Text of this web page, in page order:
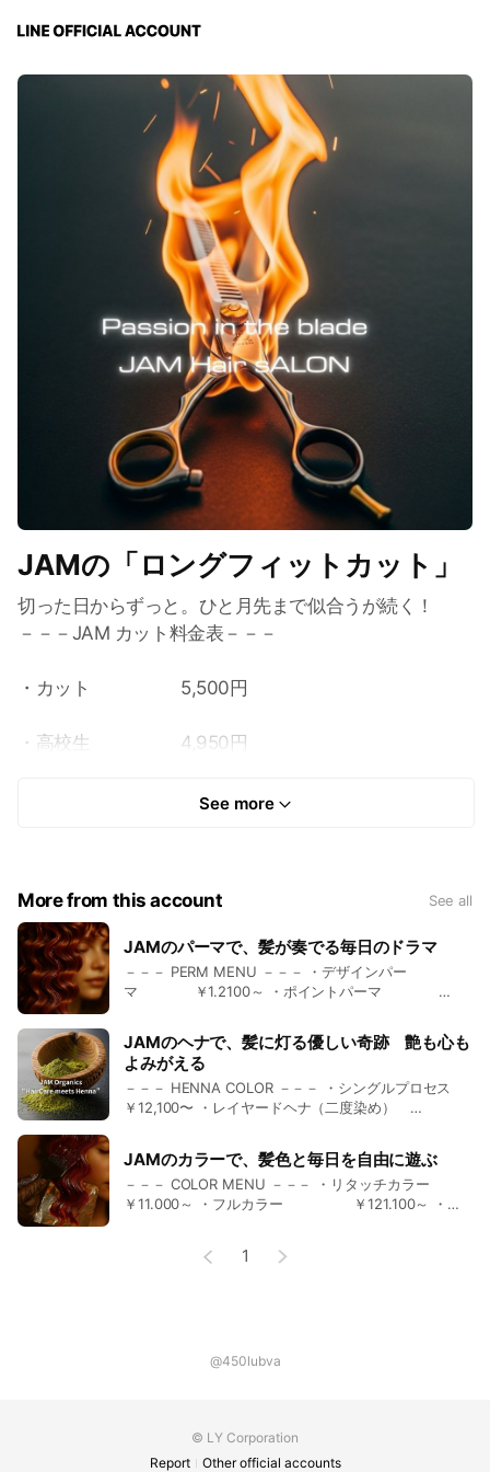
JAMの「ロングフィットカット」
切った日からずっと。ひと月先まで似合うが続く！
－－－JAM カット料金表－－－
・カット 5,500円
・高校生 4,950円
・中学生 4,730円
・幼児 3,300円
📌簡単なシャンプーが含まれます
📌お客様の髪質や状態、施術内容により
表示料金と異なる場合があります
See more
More from this account See all
JAMのパーマで、髪が奏でる毎日のドラマ
－－－ PERM MENU －－－ ・デザインパー
マ ￥1.2100～ ・ポイントパーマ
￥22.000～ ※ポイントパーマ価格設定あります
📌髪質・施術内容により料金が変動する場合がありま
す
JAMのヘナで、髪に灯る優しい奇跡 艶も心も
よみがえる
－－－ HENNA COLOR －－－ ・シングルプロセス
￥12,100〜 ・レイヤードヘナ（二度染め）
す！ 📌シャンプー込み 📌髪質・施術内容により料金
が変動する場合があります
JAMのカラーで、髪色と毎日を自由に遊ぶ
－－－ COLOR MENU －－－ ・リタッチカラー
￥11.000～ ・フルカラー ￥121.100～ ・ハ
ー ￥11.000～ 📌髪質・施術内容により料金が変動
1
@450lubva
© LY Corporation
Report
Other official accounts